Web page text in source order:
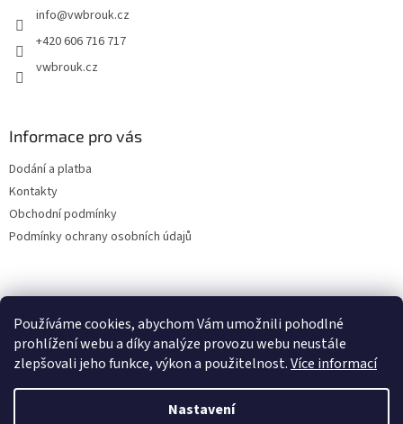
Používáme cookies, abychom Vám umožnili pohodlné
prohlížení webu a díky analýze provozu webu neustále
zlepšovali jeho funkce, výkon a použitelnost.Více informací
Nastavení
info@vwbrouk.cz
+420 606 716 717
vwbrouk.cz
Informace pro vás
Dodání a platba
Kontakty
Obchodní podmínky
Podmínky ochrany osobních údajů
Vytvořil Shoptet